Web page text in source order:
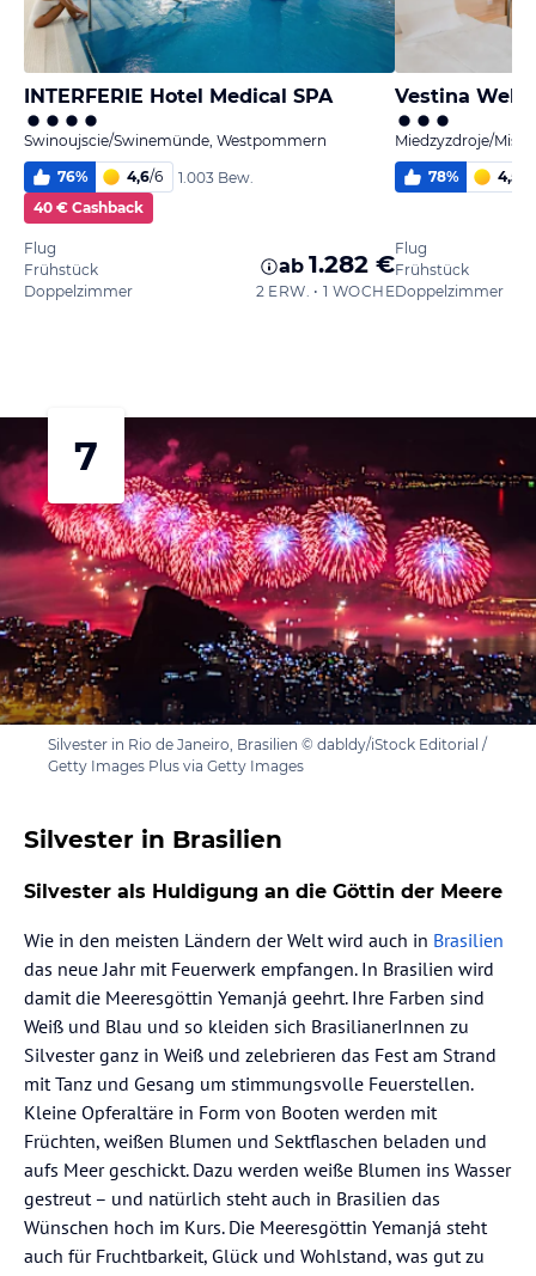
INTERFERIE Hotel Medical SPA
Swinoujscie/Swinemünde, Westpommern
76% 4,6/6
1.003 Bew.
40 € Cashback
Flug
Frühstück
Doppelzimmer
ab 1.282 €
2 ERW. • 1 WOCHE
Vestina
Miedzyzdroje/
78% 4,5
Flug
Frühstück
Doppelzimmer
7
Silvester in Rio de Janeiro, Brasilien © dabldy/iStock Editorial /
Getty Images Plus via Getty Images
Silvester in Brasilien
Silvester als Huldigung an die Göttin der Meere
Wie in den meisten Ländern der Welt wird auch in Brasilien
das neue Jahr mit Feuerwerk empfangen. In Brasilien wird
damit die Meeresgöttin Yemanjá geehrt. Ihre Farben sind
Weiß und Blau und so kleiden sich BrasilianerInnen zu
Silvester ganz in Weiß und zelebrieren das Fest am Strand
mit Tanz und Gesang um stimmungsvolle Feuerstellen.
Kleine Opferaltäre in Form von Booten werden mit
Früchten, weißen Blumen und Sektflaschen beladen und
aufs Meer geschickt. Dazu werden weiße Blumen ins Wasser
gestreut – und natürlich steht auch in Brasilien das
Wünschen hoch im Kurs. Die Meeresgöttin Yemanjá steht
auch für Fruchtbarkeit, Glück und Wohlstand, was gut zu